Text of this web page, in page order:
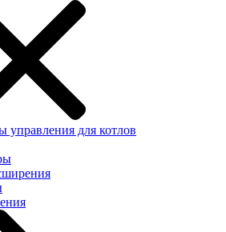
управления для котлов